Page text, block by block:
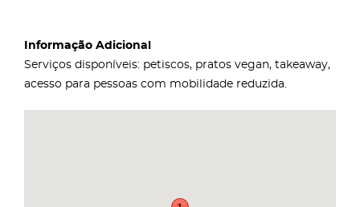
Informação Adicional
Serviços disponíveis: petiscos, pratos vegan, takeaway,
acesso para pessoas com mobilidade reduzida.